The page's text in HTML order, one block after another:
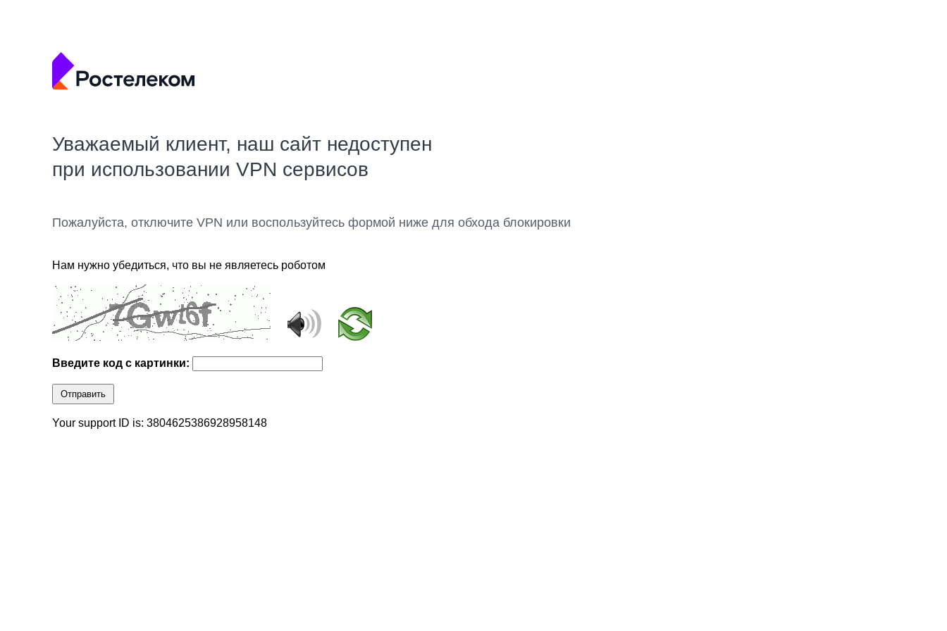
Уважаемый клиент, наш сайт недоступен
при использовании VPN сервисов
Пожалуйста, отключите VPN или воспользуйтесь формой ниже для обхода блокировки
Нам нужно убедиться, что вы не являетесь роботом
Введите код с картинки:
Отправить
Your support ID is: 3804625386928958148